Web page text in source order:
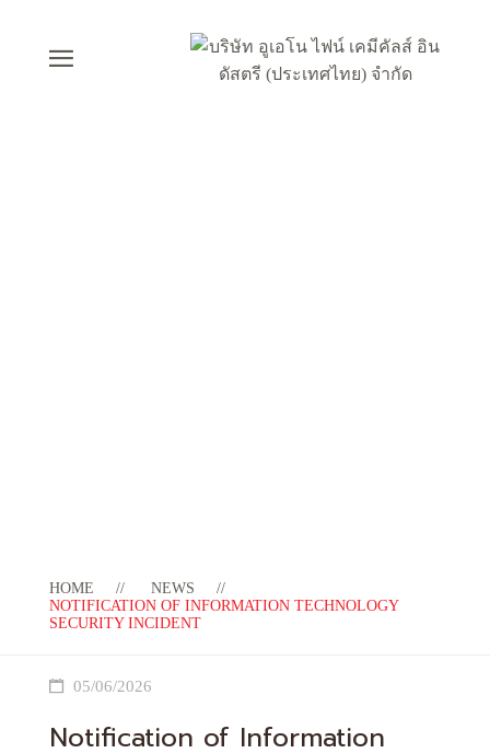
HOME
NEWS
NOTIFICATION OF INFORMATION TECHNOLOGY
SECURITY INCIDENT
05/06/2026
Notification of Information